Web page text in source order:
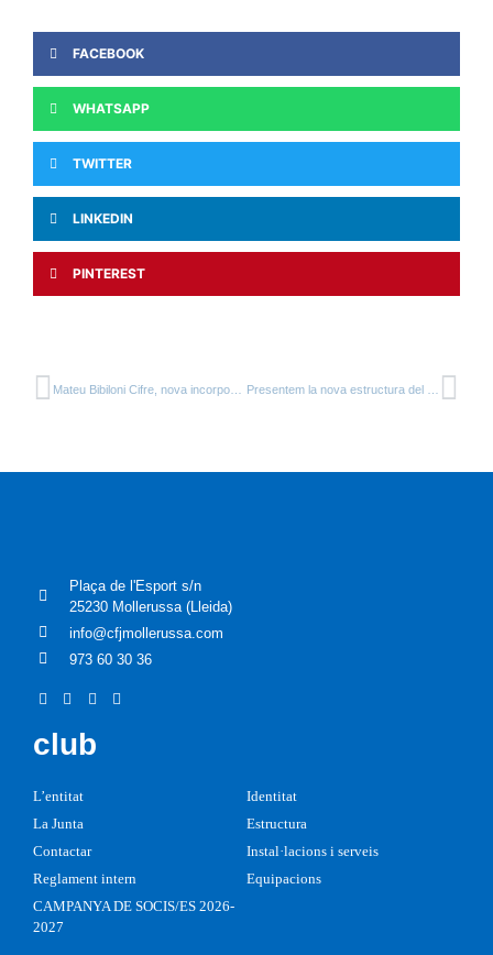
FACEBOOK
WHATSAPP
TWITTER
LINKEDIN
PINTEREST
Plaça de l'Esport s/n
25230 Mollerussa (Lleida)
info@cfjmollerussa.com
973 60 30 36
club
L’entitat
Identitat
La Junta
Estructura
Contactar
Instal·lacions i serveis
Reglament intern
Equipacions
CAMPANYA DE SOCIS/ES 2026-
2027